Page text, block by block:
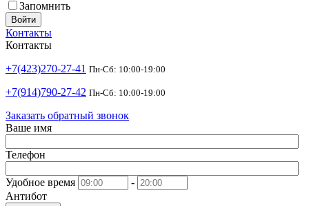
Запомнить
Войти
Контакты
Контакты
+7(423)270-27-41 Пн-Сб: 10:00-19:00
+7(914)790-27-42 Пн-Сб: 10:00-19:00
Заказать обратный звонок
Ваше имя
Телефон
Удобное время
-
Антибот